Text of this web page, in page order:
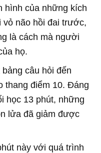
hình của những kích
não hồi đai trước,
là cách mà người
họ.
câu hỏi đến
thang điểm 10. Đáng
học 13 phút, những
lửa đã giảm được
này với quá trình